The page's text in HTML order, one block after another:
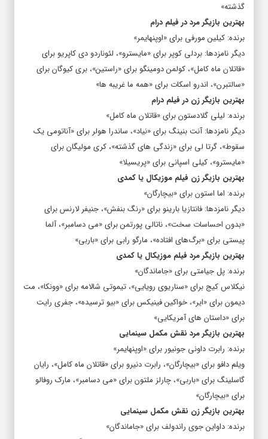
گذشته»
بهترین بازیگر مرد در فیلم درام
برنده: کیلین مورفی برای «اوپنهایمر»
دیگر نامزدها: بردلی کوپر برای «مایسترو»، لئوناردو دی کاپریو برای
«قاتلان ماه کامل»، کولمن دومینگو برای «راستین»، بری کیوگان برای
«سالتبرن»، اندرو اسکات برای «همه ما غریبه ها»
بهترین بازیگر زن در فیلم درام
برنده: لیلی گلادستون برای «قاتلان ماه کامل»
دیگر نامزدها: آنت بنینگ برای «نیاد»، ساندرا هولر برای «آناتومی یک
سقوط»، گرتا لی برای «زندگی های گذشته»، کری مولیگان برای
«مایسترو»، کیلی اسپانی برای «پریسیلا»
بهترین بازیگر زن فیلم موزیکال یا کمدی
برنده: اما استون برای «بیچارگان»
دیگر نامزدها: فانتازیا بارینو برای «رنگ بنفش»، جنیفر لارنس برای
«بدون احساسات سخت»، ناتالی پورتمن برای «می دسامبر»، آلما
پیستی برای «برگ‌های افتاده»، مارگو رابی برای «باربی»
بهترین بازیگر مرد فیلم موزیکال یا کمدی
برنده: پل جیامتی برای «جاماندگان»
نیکلاس کیج برای «سناریوی رویایی»، تیموتی شالامه برای «وونکا»، مت
دیمون برای «ایر»، خواکین فینیکس برای «بیو ترسیده»، جفری رایت
برای «داستان های آمریکایی»
بهترین بازیگر مرد نقش مکمل سینمایی
برنده: رابرت داونی جونیور برای «اوپنهایمر»
ویلم دافو برای «بیچارگان»، رابرت دنیرو برای «قاتلان ماه کامل»، رایان
گاسلینگ برای «باربی»، چارلز ملتون برای «می دسامبر»، مارک روفالو
برای «بیچارگان»
بهترین بازیگر زن نقش مکمل سینمایی
برنده: داواین جوی راندولف برای «جاماندگان»